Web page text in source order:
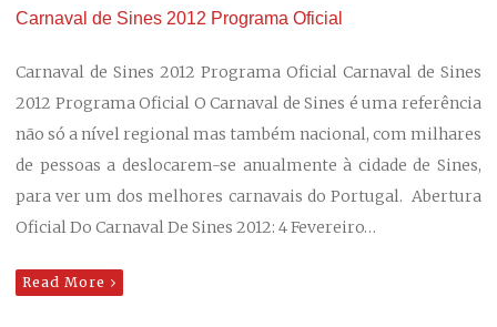
Carnaval de Sines 2012 Programa Oficial
Carnaval de Sines 2012 Programa Oficial Carnaval de Sines
2012 Programa Oficial O Carnaval de Sines é uma referência
não só a nível regional mas também nacional, com milhares
de pessoas a deslocarem-se anualmente à cidade de Sines,
para ver um dos melhores carnavais do Portugal. Abertura
Oficial Do Carnaval De Sines 2012: 4 Fevereiro…
Read More